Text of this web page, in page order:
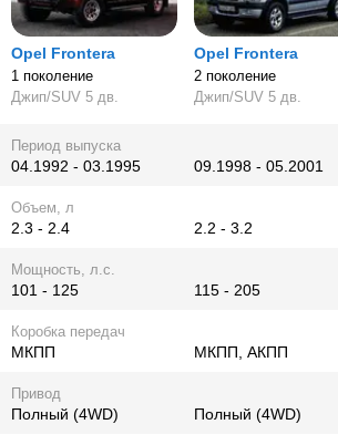
Opel Frontera
1 поколение
Джип/SUV 5 дв.
Opel Frontera
2 поколение
Джип/SUV 5 дв.
Период выпуска
04.1992 - 03.1995 09.1998 - 05.2001
Объем, л
2.3 - 2.4 2.2 - 3.2
Мощность, л.с.
101 - 125 115 - 205
Коробка передач
МКПП МКПП, АКПП
Привод
Полный (4WD) Полный (4WD)